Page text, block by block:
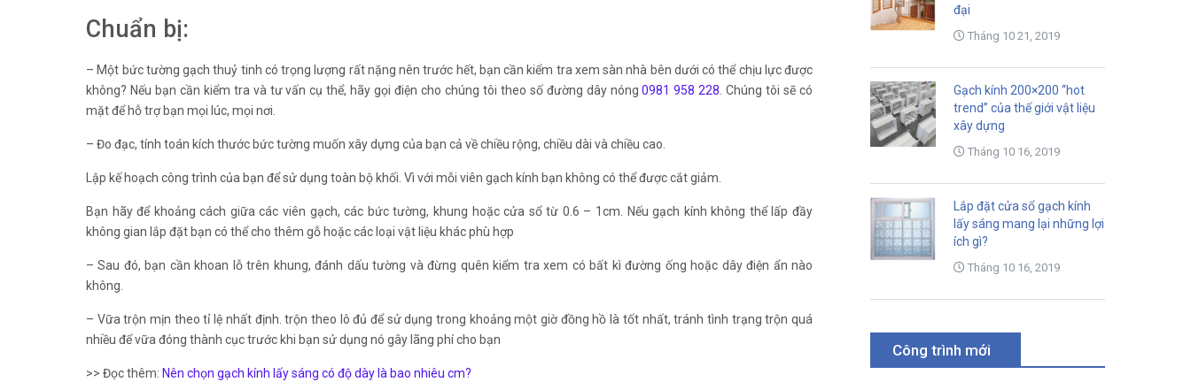
Chuẩn bị:
– Một bức tường gạch thuỷ tinh có trọng lượng rất nặng nên trước hết, bạn cần kiểm tra xem sàn nhà bên dưới có thể chịu lực được
không? Nếu bạn cần kiểm tra và tư vấn cụ thể, hãy gọi điện cho chúng tôi theo số đường dây nóng0981 958 228. Chúng tôi sẽ có
mặt để hỗ trợ bạn mọi lúc, mọi nơi.
– Đo đạc, tính toán kích thước bức tường muốn xây dựng của bạn cả về chiều rộng, chiều dài và chiều cao.
Lập kế hoạch công trình của bạn để sử dụng toàn bộ khối. Vì với mỗi viên gạch kính bạn không có thể được cắt giảm.
Bạn hãy để khoảng cách giữa các viên gạch, các bức tường, khung hoặc cửa sổ từ 0.6 – 1cm. Nếu gạch kính không thể lấp đầy
không gian lắp đặt bạn có thể cho thêm gỗ hoặc các loại vật liệu khác phù hợp
– Sau đó, bạn cần khoan lỗ trên khung, đánh dấu tường và đừng quên kiểm tra xem có bất kì đường ống hoặc dây điện ẩn nào
không.
– Vữa trộn mịn theo tỉ lệ nhất định. trộn theo lô đủ để sử dụng trong khoảng một giờ đồng hồ là tốt nhất, tránh tình trạng trộn quá
nhiều để vữa đóng thành cục trước khi bạn sử dụng nó gây lãng phí cho bạn
>> Đọc thêm: Nên chọn gạch kính lấy sáng có độ dày là bao nhiêu cm?
đại
Tháng 10 21, 2019
Gạch kính 200×200 “hot
trend” của thế giới vật liệu
xây dựng
Tháng 10 16, 2019
Lắp đặt cửa sổ gạch kính
lấy sáng mang lại những lợi
ích gì?
Tháng 10 16, 2019
Công trình mới